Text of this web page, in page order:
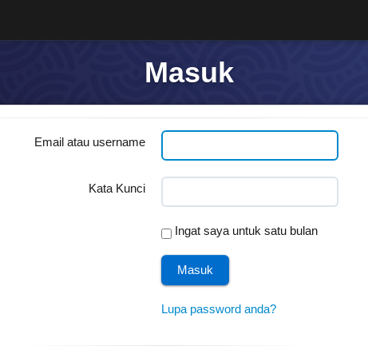
Masuk
Email atau username
Kata Kunci
Ingat saya untuk satu bulan
Lupa password anda?